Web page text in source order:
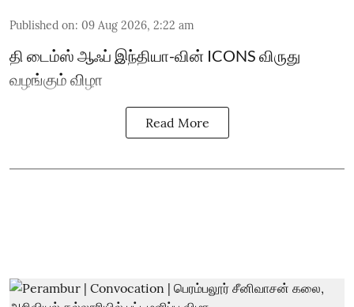
Published on: 09 Aug 2026, 2:22 am
தி டைம்ஸ் ஆஃப் இந்தியா-வின் ICONS விருது
வழங்கும் விழா
Read More